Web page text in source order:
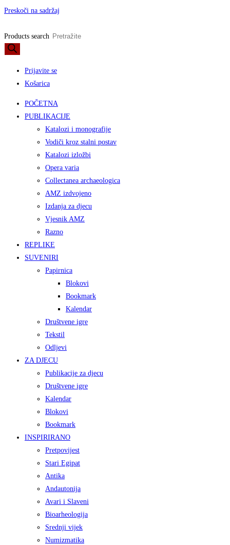
Preskoči na sadržaj
Products search
Prijavite se
Košarica
POČETNA
PUBLIKACIJE
Katalozi i monografije
Vodiči kroz stalni postav
Katalozi izložbi
Opera varia
Collectanea archaeologica
AMZ izdvojeno
Izdanja za djecu
Vjesnik AMZ
Razno
REPLIKE
SUVENIRI
Papirnica
Blokovi
Bookmark
Kalendar
Društvene igre
Tekstil
Odljevi
ZA DJECU
Publikacije za djecu
Društvene igre
Kalendar
Blokovi
Bookmark
INSPIRIRANO
Pretpovijest
Stari Egipat
Antika
Andautonija
Avari i Slaveni
Bioarheologija
Srednji vijek
Numizmatika